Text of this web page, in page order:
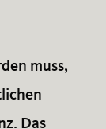
muss,
Das